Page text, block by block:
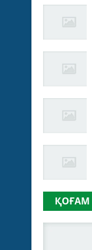
ҚОҒАМ